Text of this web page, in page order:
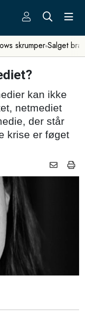
skrumper Salget
kan ikke
net­mediet
der står
krise er føget